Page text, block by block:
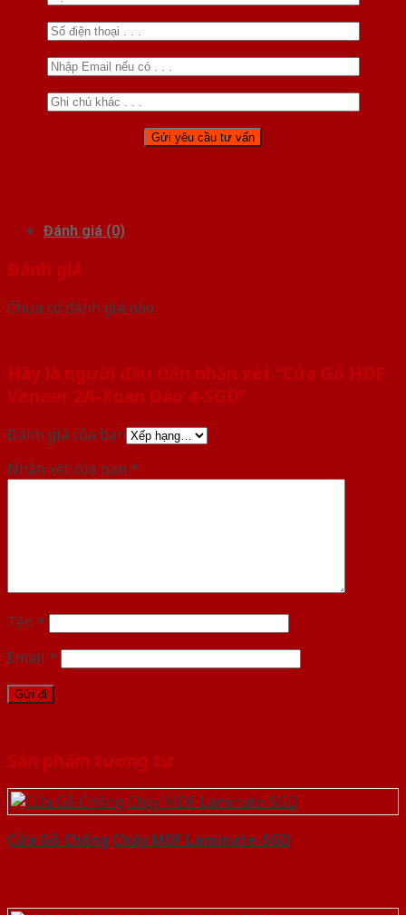
Đánh giá (0)
Đánh giá
Chưa có đánh giá nào.
Hãy là người đầu tiên nhận xét “Cửa Gỗ HDF
Veneer 2A-Xoan Đào 4-SGD”
Đánh giá của bạn
Nhận xét của bạn *
Tên *
Email *
Sản phẩm tương tự
Cửa Gỗ Chống Cháy MDF Laminate-SGD